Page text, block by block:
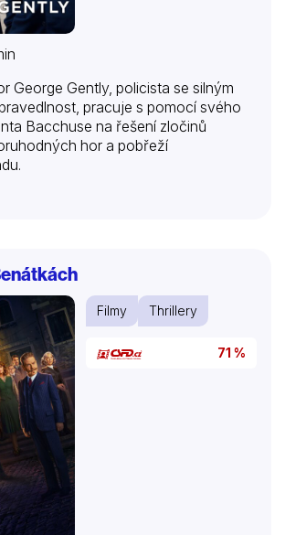
George Gently, policista se silným
pracuje s pomocí svého
Bacchuse na řešení zločinů
hor a pobřeží
Filmy Thrillery
71 %